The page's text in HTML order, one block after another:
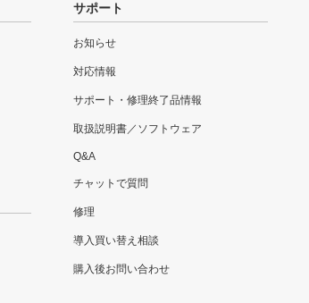
サポート
お知らせ
対応情報
サポート・修理終了品情報
取扱説明書／ソフトウェア
Q&A
チャットで質問
修理
導入買い替え相談
購入後お問い合わせ